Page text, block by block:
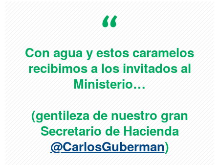
Con agua y estos caramelos
recibimos a los invitados al
Ministerio…
(gentileza de nuestro gran
Secretario de Hacienda
@CarlosGuberman)